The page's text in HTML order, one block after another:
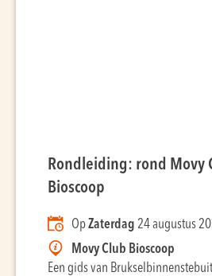
Rondleiding: rond Movy
Bioscoop
OpZaterdag 24 augustus
Movy Club Bioscoop
Een gids van